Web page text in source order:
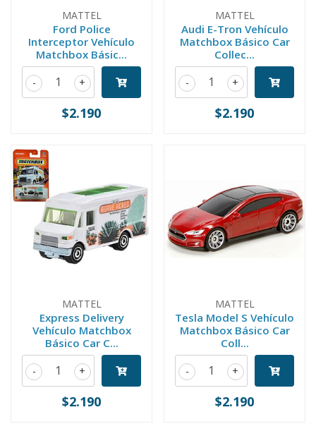
MATTEL
Ford Police
Interceptor Vehículo
Matchbox Básic...
+
-
$2.190
MATTEL
Audi E-Tron Vehículo
Matchbox Básico Car
Collec...
+
-
$2.190
MATTEL
Express Delivery
Vehículo Matchbox
Básico Car C...
+
-
$2.190
MATTEL
Tesla Model S Vehículo
Matchbox Básico Car
Coll...
+
-
$2.190